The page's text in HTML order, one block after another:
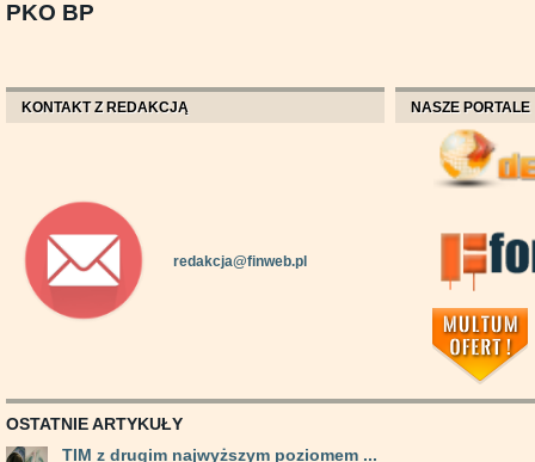
PKO BP
KONTAKT Z REDAKCJĄ
redakcja@finweb.pl
NASZE PORTALE
OSTATNIE ARTYKUŁY
TIM z drugim najwyższym poziomem ...